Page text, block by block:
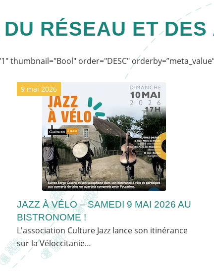
RÉSEAU ET DES
thumbnail="Bool" order="DESC"
JAZZ À VÉLO – SAMEDI 9 MAI 2026 AU
BISTRONOME !
9 mai 2026
L'association Culture Jazz lance son itinérance
sur la Véloccitanie…